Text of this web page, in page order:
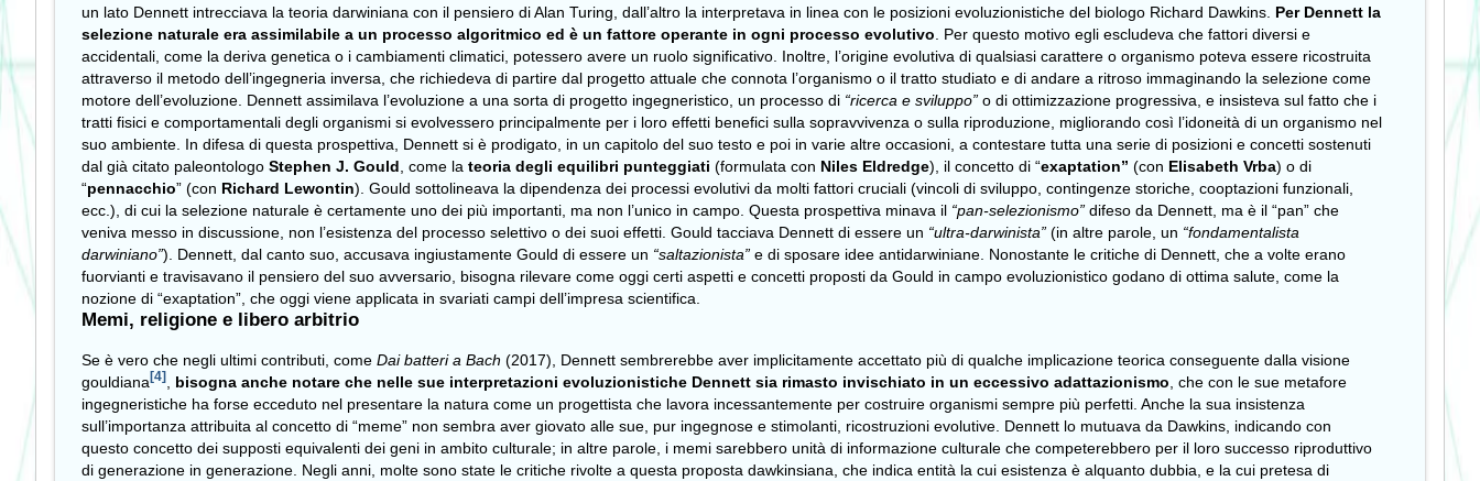
un lato Dennett intrecciava la teoria darwiniana con il pensiero di Alan Turing, dall’altro la interpretava in linea con le posizioni evoluzionistiche del biologo Richard Dawkins. Per Dennett la
selezione naturale era assimilabile a un processo algoritmico ed è un fattore operante in ogni processo evolutivo . Per questo motivo egli escludeva che fattori diversi e
accidentali, come la deriva genetica o i cambiamenti climatici, potessero avere un ruolo significativo. Inoltre, l’origine evolutiva di qualsiasi carattere o organismo poteva essere ricostruita
attraverso il metodo dell’ingegneria inversa, che richiedeva di partire dal progetto attuale che connota l’organismo o il tratto studiato e di andare a ritroso immaginando la selezione come
motore dell’evoluzione. Dennett assimilava l’evoluzione a una sorta di progetto ingegneristico, un processo di “ricerca e sviluppo” o di ottimizzazione progressiva, e insisteva sul fatto che i
tratti fisici e comportamentali degli organismi si evolvessero principalmente per i loro effetti benefici sulla sopravvivenza o sulla riproduzione, migliorando così l’idoneità di un organismo nel
suo ambiente. In difesa di questa prospettiva, Dennett si è prodigato, in un capitolo del suo testo e poi in varie altre occasioni, a contestare tutta una serie di posizioni e concetti sostenuti
dal già citato paleontologo Stephen J. Gould , come la teoria degli equilibri punteggiati (formulata con Niles Eldredge), il concetto di “exaptation” (con Elisabeth Vrba) o di
“pennacchio” (con Richard Lewontin). Gould sottolineava la dipendenza dei processi evolutivi da molti fattori cruciali (vincoli di sviluppo, contingenze storiche, cooptazioni funzionali,
ecc.), di cui la selezione naturale è certamente uno dei più importanti, ma non l’unico in campo. Questa prospettiva minava il “pan-selezionismo” difeso da Dennett, ma è il “pan” che
veniva messo in discussione, non l’esistenza del processo selettivo o dei suoi effetti. Gould tacciava Dennett di essere un “ultra-darwinista” (in altre parole, un “fondamentalista
darwiniano”). Dennett, dal canto suo, accusava ingiustamente Gould di essere un “saltazionista” e di sposare idee antidarwiniane. Nonostante le critiche di Dennett, che a volte erano
fuorvianti e travisavano il pensiero del suo avversario, bisogna rilevare come oggi certi aspetti e concetti proposti da Gould in campo evoluzionistico godano di ottima salute, come la
nozione di “exaptation”, che oggi viene applicata in svariati campi dell’impresa scientifica.
Memi, religione e libero arbitrio
Se è vero che negli ultimi contributi, come Dai batteri a Bach (2017), Dennett sembrerebbe aver implicitamente accettato più di qualche implicazione teorica conseguente dalla visione
gouldiana [4] , bisogna anche notare che nelle sue interpretazioni evoluzionistiche Dennett sia rimasto invischiato in un eccessivo adattazionismo, che con le sue metafore
ingegneristiche ha forse ecceduto nel presentare la natura come un progettista che lavora incessantemente per costruire organismi sempre più perfetti. Anche la sua insistenza
sull’importanza attribuita al concetto di “meme” non sembra aver giovato alle sue, pur ingegnose e stimolanti, ricostruzioni evolutive. Dennett lo mutuava da Dawkins, indicando con
questo concetto dei supposti equivalenti dei geni in ambito culturale; in altre parole, i memi sarebbero unità di informazione culturale che competerebbero per il loro successo riproduttivo
di generazione in generazione. Negli anni, molte sono state le critiche rivolte a questa proposta dawkinsiana, che indica entità la cui esistenza è alquanto dubbia, e la cui pretesa di